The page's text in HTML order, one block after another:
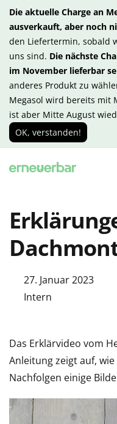
Die aktuelle Charge an
ausverkauft, aber noch
den Liefertermin, sobald
uns sind. Die nächste
im November lieferbar
anderes Produkt zu
Megasol wird bereits mit
ist aber Mitte August
OK, verstanden!
27. Januar 2023
Intern
Das Erklärvideo vom
Anleitung zeigt auf,
Nachfolgen einige